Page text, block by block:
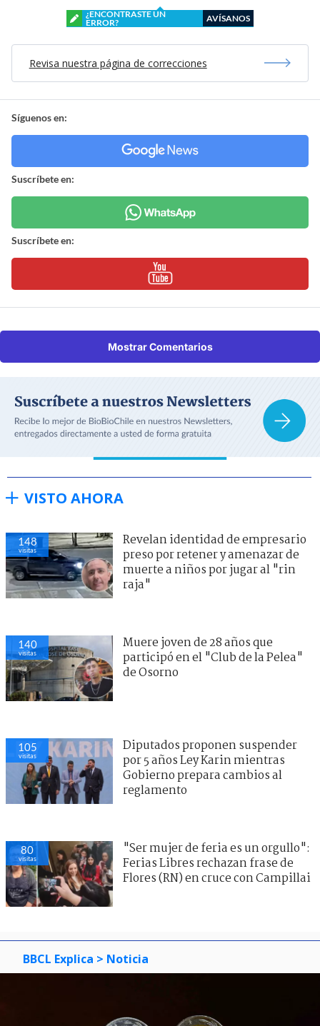
¿ENCONTRASTE UN
ERROR?
AVÍSANOS
Revisa nuestra página de correcciones
Síguenos en:
Suscríbete en:
Suscríbete en:
Mostrar Comentarios
VISTO AHORA
148
visitas
Revelan identidad de empresario
preso por retener y amenazar de
muerte a niños por jugar al "rin
raja"
140
visitas
Muere joven de 28 años que
participó en el "Club de la Pelea"
de Osorno
105
visitas
Diputados proponen suspender
por 5 años Ley Karin mientras
Gobierno prepara cambios al
reglamento
80
visitas
"Ser mujer de feria es un orgullo":
Ferias Libres rechazan frase de
Flores (RN) en cruce con Campillai
BBCL Explica > Noticia